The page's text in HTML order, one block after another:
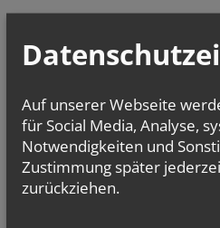
Auf unserer Webseite
für Social Media, Analyse,
Notwendigkeiten und
Zustimmung später
zurückziehen.